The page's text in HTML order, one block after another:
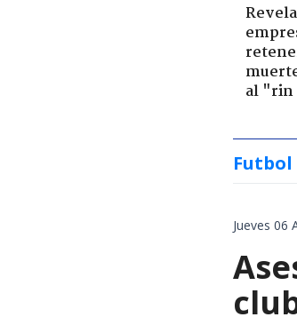
al "rin
Jueves 06